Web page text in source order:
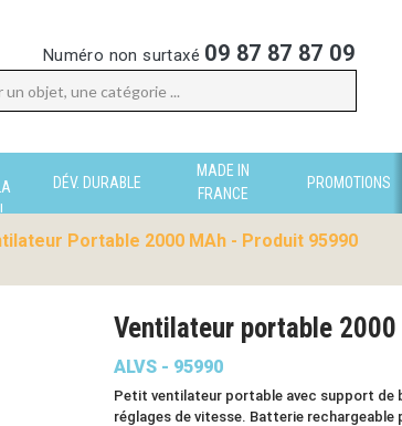
Numéro non surtaxé 09 87 87 87 09
DÉV. DURABLE
MADE IN
FRANCE
PROMOTIONS
Portable 2000 MAh - Produit 95990
Ventilateur portable 2000
ALVS - 95990
Petit ventilateur portable avec support
réglages de vitesse. Batterie rechargeable